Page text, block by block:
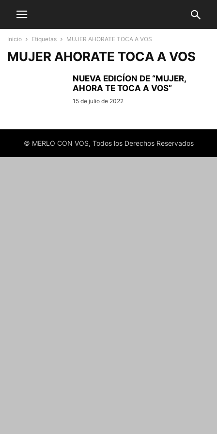
Inicio Etiquetas MUJER AHORATE TOCA A VOS
MUJER AHORATE TOCA A VOS
NUEVA EDICÍON DE “MUJER,
AHORA TE TOCA A VOS”
15 de julio de 2022
© MERLO CON VOS, Todos los Derechos Reservados